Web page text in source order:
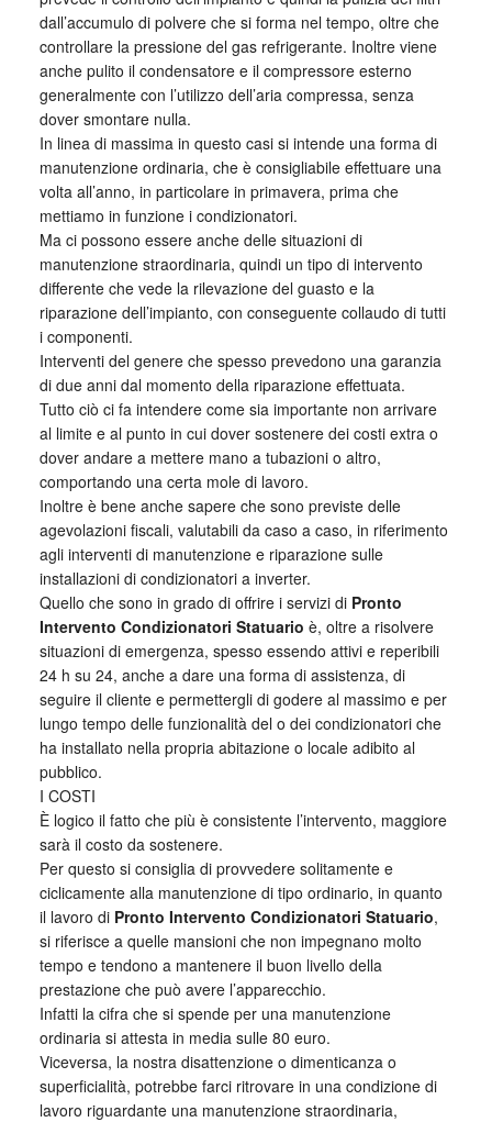
dall’accumulo di polvere che si forma nel tempo, oltre che
controllare la pressione del gas refrigerante. Inoltre viene
anche pulito il condensatore e il compressore esterno
generalmente con l’utilizzo dell’aria compressa, senza
dover smontare nulla.
In linea di massima in questo casi si intende una forma di
manutenzione ordinaria, che è consigliabile effettuare una
volta all’anno, in particolare in primavera, prima che
mettiamo in funzione i condizionatori.
Ma ci possono essere anche delle situazioni di
manutenzione straordinaria, quindi un tipo di intervento
differente che vede la rilevazione del guasto e la
riparazione dell’impianto, con conseguente collaudo di tutti
i componenti.
Interventi del genere che spesso prevedono una garanzia
di due anni dal momento della riparazione effettuata.
Tutto ciò ci fa intendere come sia importante non arrivare
al limite e al punto in cui dover sostenere dei costi extra o
dover andare a mettere mano a tubazioni o altro,
comportando una certa mole di lavoro.
Inoltre è bene anche sapere che sono previste delle
agevolazioni fiscali, valutabili da caso a caso, in riferimento
agli interventi di manutenzione e riparazione sulle
installazioni di condizionatori a inverter.
Quello che sono in grado di offrire i servizi di Pronto
Intervento Condizionatori Statuario è, oltre a risolvere
situazioni di emergenza, spesso essendo attivi e reperibili
24 h su 24, anche a dare una forma di assistenza, di
seguire il cliente e permettergli di godere al massimo e per
lungo tempo delle funzionalità del o dei condizionatori che
ha installato nella propria abitazione o locale adibito al
pubblico.
I COSTI
È logico il fatto che più è consistente l’intervento, maggiore
sarà il costo da sostenere.
Per questo si consiglia di provvedere solitamente e
ciclicamente alla manutenzione di tipo ordinario, in quanto
il lavoro di Pronto Intervento Condizionatori Statuario,
si riferisce a quelle mansioni che non impegnano molto
tempo e tendono a mantenere il buon livello della
prestazione che può avere l’apparecchio.
Infatti la cifra che si spende per una manutenzione
ordinaria si attesta in media sulle 80 euro.
Viceversa, la nostra disattenzione o dimenticanza o
superficialità, potrebbe farci ritrovare in una condizione di
lavoro riguardante una manutenzione straordinaria,